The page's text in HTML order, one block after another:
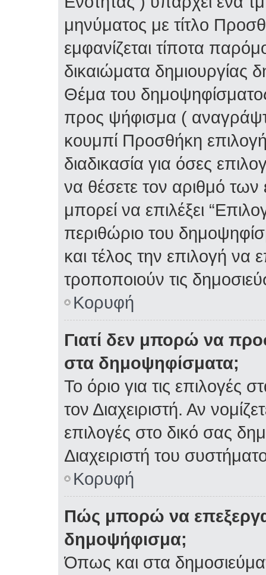
μηνύματος με τίτλο
εμφανίζεται τίποτα
δικαιώματα δημιουργίας
Θέμα του
προς ψήφισμα (
κουμπί Προσθήκη
διαδικασία για όσες
να θέσετε τον αριθμό
μπορεί να επιλέξει
περιθώριο του
και τέλος την επιλογή να
τροποποιούν τις
Κορυφή
Γιατί δεν μπορώ να
στα δημοψηφίσματα;
Το όριο για τις επιλογές
τον Διαχειριστή. Αν
επιλογές στο δικό σας
Διαχειριστή του
Κορυφή
Πώς μπορώ να
δημοψήφισμα;
Όπως και στα